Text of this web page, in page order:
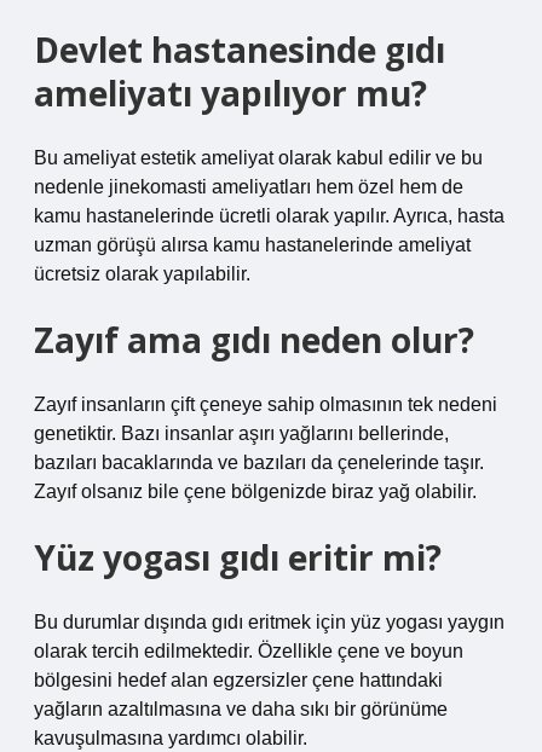
Devlet hastanesinde gıdı
ameliyatı yapılıyor mu?
Bu ameliyat estetik ameliyat olarak kabul edilir ve bu
nedenle jinekomasti ameliyatları hem özel hem de
kamu hastanelerinde ücretli olarak yapılır. Ayrıca, hasta
uzman görüşü alırsa kamu hastanelerinde ameliyat
ücretsiz olarak yapılabilir.
Zayıf ama gıdı neden olur?
Zayıf insanların çift çeneye sahip olmasının tek nedeni
genetiktir. Bazı insanlar aşırı yağlarını bellerinde,
bazıları bacaklarında ve bazıları da çenelerinde taşır.
Zayıf olsanız bile çene bölgenizde biraz yağ olabilir.
Yüz yogası gıdı eritir mi?
Bu durumlar dışında gıdı eritmek için yüz yogası yaygın
olarak tercih edilmektedir. Özellikle çene ve boyun
bölgesini hedef alan egzersizler çene hattındaki
yağların azaltılmasına ve daha sıkı bir görünüme
kavuşulmasına yardımcı olabilir.